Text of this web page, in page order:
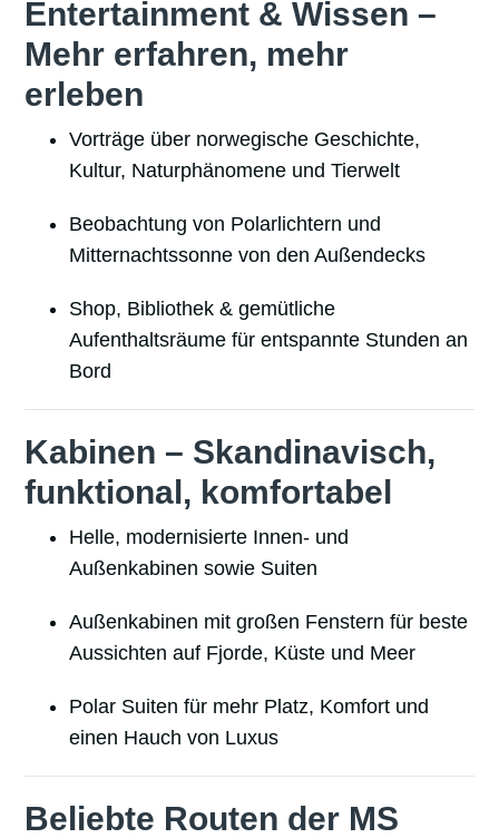
Entertainment & Wissen –
Mehr erfahren, mehr
erleben
Vorträge über norwegische Geschichte,
Kultur, Naturphänomene und Tierwelt
Beobachtung von Polarlichtern und
Mitternachtssonne von den Außendecks
Shop, Bibliothek & gemütliche
Aufenthaltsräume für entspannte Stunden an
Bord
Kabinen – Skandinavisch,
funktional, komfortabel
Helle, modernisierte Innen- und
Außenkabinen sowie Suiten
Außenkabinen mit großen Fenstern für beste
Aussichten auf Fjorde, Küste und Meer
Polar Suiten für mehr Platz, Komfort und
einen Hauch von Luxus
Beliebte Routen der MS